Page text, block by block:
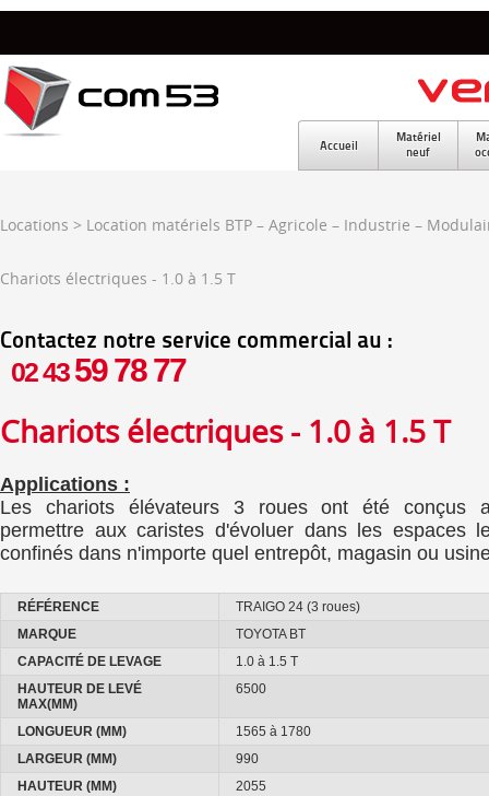
Locations > Location matériels BTP – Agricole – Industrie –
Chariots électriques - 1.0 à 1.5 T
Contactez notre service commercial au :
02 4359 78 77
Chariots électriques - 1.0 à 1.5 T
Applications :
Les chariots élévateurs 3 roues ont été conçus
permettre aux caristes d'évoluer dans les espaces
confinés dans n'importe quel entrepôt, magasin ou
RÉFÉRENCE
TRAIGO 24 (3 roues)
MARQUE
TOYOTA BT
CAPACITÉ DE LEVAGE
1.0 à 1.5 T
HAUTEUR DE LEVÉ
MAX(MM)
6500
LONGUEUR (MM)
1565 à 1780
LARGEUR (MM)
990
HAUTEUR (MM)
2055
Accueil
Matériel
neuf